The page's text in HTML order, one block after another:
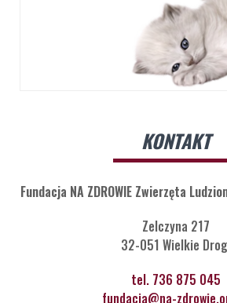
KONTAKT
Fundacja NA ZDROWIE Zwierzęta
Zelczyna 217
32-051 Wielkie
tel. 736 875 045
fundacja@na-